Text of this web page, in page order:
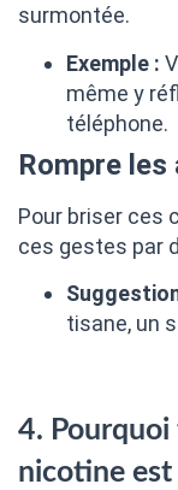
surmontée.
Exemple :
même y
téléphone.
Rompre
Pour briser ces
ces gestes par
tisane, un
4.
nicotine